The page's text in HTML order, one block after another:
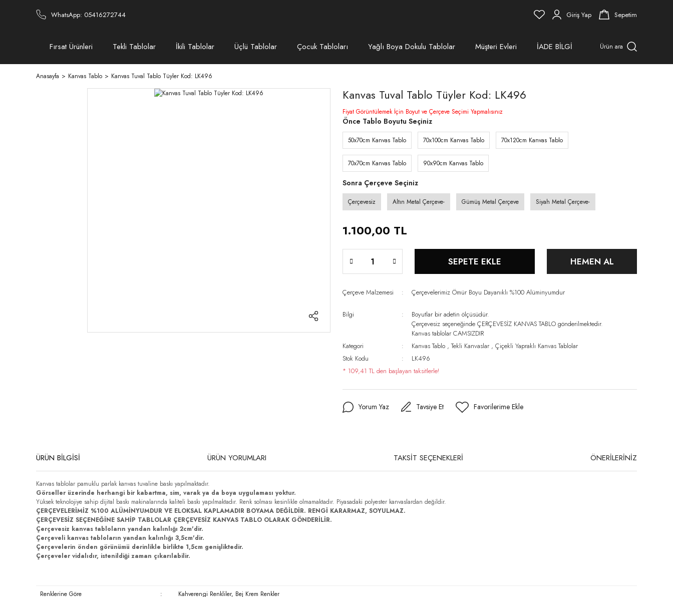
WhatsApp: 05416272744 Giriş Yap Sepetim
Fırsat Ürünleri Tekli Tablolar İkili Tablolar Üçlü Tablolar Çocuk Tabloları Yağlı Boya Dokulu Tablolar Müşteri Evleri İADE BİLGİ Ürün ara
Anasayfa Kanvas Tablo Kanvas Tuval Tablo Tüyler Kod: LK496
Kanvas Tuval Tablo Tüyler Kod: LK496
Fiyat Görüntülemek İçin Boyut ve Çerçeve Seçimi Yapmalısınız
Önce Tablo Boyutu Seçiniz
50x70cm Kanvas Tablo 70x100cm Kanvas Tablo 70x120cm Kanvas Tablo
70x70cm Kanvas Tablo 90x90cm Kanvas Tablo
Sonra Çerçeve Seçiniz
Çerçevesiz Altın Metal Çerçeve- Gümüş Metal Çerçeve Siyah Metal Çerçeve-
1.100,00 TL
SEPETE EKLE HEMEN AL
Çerçeve Malzemesi Çerçevelerimiz Ömür Boyu Dayanıklı %100 Alüminyumdur
Bilgi
Boyutlar bir adetin ölçüsüdür.
Çerçevesiz seçeneğinde ÇERÇEVESİZ KANVAS TABLO gönderilmektedir.
Kanvas tablolar CAMSIZDIR
Kategori
Kanvas Tablo ,Tekli Kanvaslar , Çiçekli Yapraklı Kanvas Tablolar
Stok Kodu
LK496
* 109,41 TL den başlayan taksitlerle!
Yorum Yaz Tavsiye Et
ÜRÜN BİLGİSİ ÜRÜN YORUMLARI TAKSİT SEÇENEKLERİ ÖNERİLERİNİZ
Kanvas tablolar pamuklu parlak kanvas tuvaline baskı yapılmaktadır.
Görseller üzerinde herhangi bir kabartma, sim, varak ya da boya uygulaması yoktur.
Yüksek teknolojiye sahip dijital baskı makinalarında kaliteli baskı yapılmaktadır. Renk solması kesinlikle olmamaktadır. Piyasadaki polyester kanvaslardan değildir.
ÇERÇEVELERİMİZ %100 ALÜMİNYUMDUR VE ELOKSAL KAPLAMADIR BOYAMA DEĞİLDİR. RENGİ KARARMAZ, SOYULMAZ.
ÇERÇEVESİZ SEÇENEĞİNE SAHİP TABLOLAR ÇERÇEVESİZ KANVAS TABLO OLARAK GÖNDERİLİR.
Çerçevesiz kanvas tabloların yandan kalınlığı 2cm'dir.
Çerçeveli kanvas tabloların yandan kalınlığı 3,5cm'dir.
Çerçevelerin önden görünümü derinlikle birlikte 1,5cm genişliktedir.
Çerçeveler vidalıdır, istenildiği zaman çıkarılabilir.
Renklerine Göre : Kahverengi Renkliler, Bej Krem Renkler